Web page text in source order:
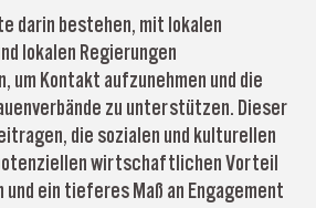
darin bestehen, mit lokalen
lokalen Regierungen
um Kontakt aufzunehmen und die
zu unterstützen. Dieser
die sozialen und kulturellen
wirtschaftlichen Vorteil
und ein tieferes Maß an Engagement